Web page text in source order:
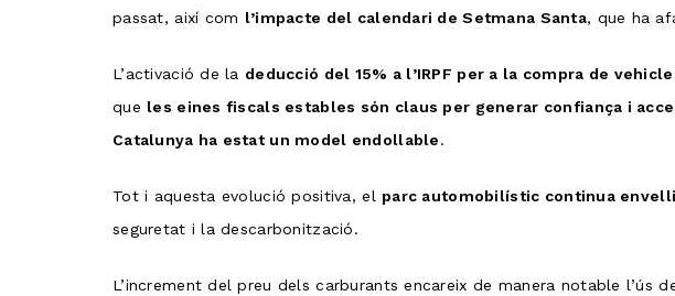
passat, així com l’impacte del calendari de Setmana Santa, que ha
L’activació de la deducció del 15% a l’IRPF per a la compra de
que les eines fiscals estables són claus per generar confiança i
Catalunya ha estat un model endollable.
Tot i aquesta evolució positiva, el parc automobilístic continua
seguretat i la descarbonització.
L’increment del preu dels carburants encareix de manera notable l’ús